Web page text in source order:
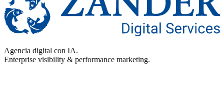
Agencia digital con IA.
Enterprise visibility & performance marketing.